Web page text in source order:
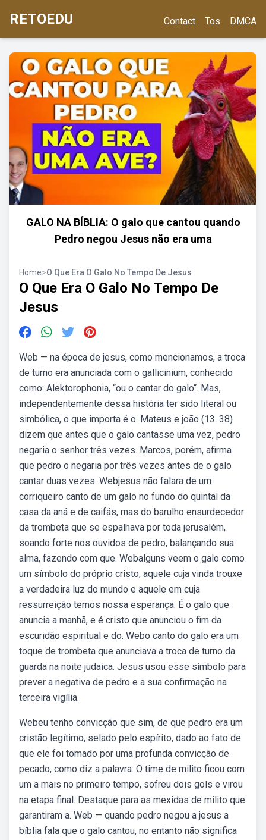
RETOEDU Contact Tos DMCA
GALO NA BÍBLIA: O galo que cantou quando
Pedro negou Jesus não era uma
Home>O Que Era O Galo No Tempo De Jesus
O Que Era O Galo No Tempo De
Jesus
Web — na época de jesus, como mencionamos, a troca
de turno era anunciada com o gallicinium, conhecido
como: Alektorophonia, “ou o cantar do galo“. Mas,
independentemente dessa história ter sido literal ou
simbólica, o que importa é o. Mateus e joão (13. 38)
dizem que antes que o galo cantasse uma vez, pedro
negaria o senhor três vezes. Marcos, porém, afirma
que pedro o negaria por três vezes antes de o galo
cantar duas vezes. Webjesus não falara de um
corriqueiro canto de um galo no fundo do quintal da
casa da aná e de caifás, mas do barulho ensurdecedor
da trombeta que se espalhava por toda jerusalém,
soando forte nos ouvidos de pedro, balançando sua
alma, fazendo com que. Webalguns veem o galo como
um símbolo do próprio cristo, aquele cuja vinda trouxe
a verdadeira luz do mundo e aquele em cuja
ressurreição temos nossa esperança. É o galo que
anuncia a manhã, e é cristo que anunciou o fim da
escuridão espiritual e do. Webo canto do galo era um
toque de trombeta que anunciava a troca de turno da
guarda na noite judaica. Jesus usou esse símbolo para
prever a negativa de pedro e a sua confirmação na
terceira vigília.
Webeu tenho convicção que sim, de que pedro era um
cristão legítimo, selado pelo espírito, dado ao fato de
que ele foi tomado por uma profunda convicção de
pecado, como diz a palavra: O time de milito ficou com
um a mais no primeiro tempo, sofreu dois gols e virou
na etapa final. Destaque para as mexidas de milito que
garantiram a. Web — quando pedro negou a jesus a
bíblia fala que o galo cantou, no entanto não significa